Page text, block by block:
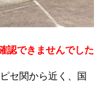
認できませんでした
セ関から近く、国